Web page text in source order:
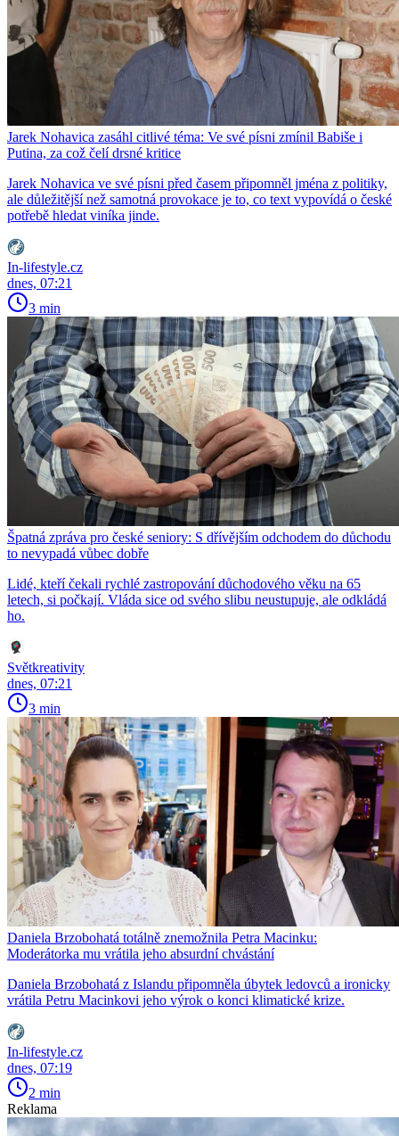
Jarek Nohavica zasáhl citlivé téma: Ve své písni zmínil Babiše i
Putina, za což čelí drsné kritice
Jarek Nohavica ve své písni před časem připomněl jména z politiky,
ale důležitější než samotná provokace je to, co text vypovídá o české
potřebě hledat viníka jinde.
In-lifestyle.cz
dnes, 07:21
3 min
Špatná zpráva pro české seniory: S dřívějším odchodem do důchodu
to nevypadá vůbec dobře
Lidé, kteří čekali rychlé zastropování důchodového věku na 65
letech, si počkají. Vláda sice od svého slibu neustupuje, ale odkládá
ho.
Světkreativity
dnes, 07:21
3 min
Daniela Brzobohatá totálně znemožnila Petra Macinku:
Moderátorka mu vrátila jeho absurdní chvástání
Daniela Brzobohatá z Islandu připomněla úbytek ledovců a ironicky
vrátila Petru Macinkovi jeho výrok o konci klimatické krize.
In-lifestyle.cz
dnes, 07:19
2 min
Reklama